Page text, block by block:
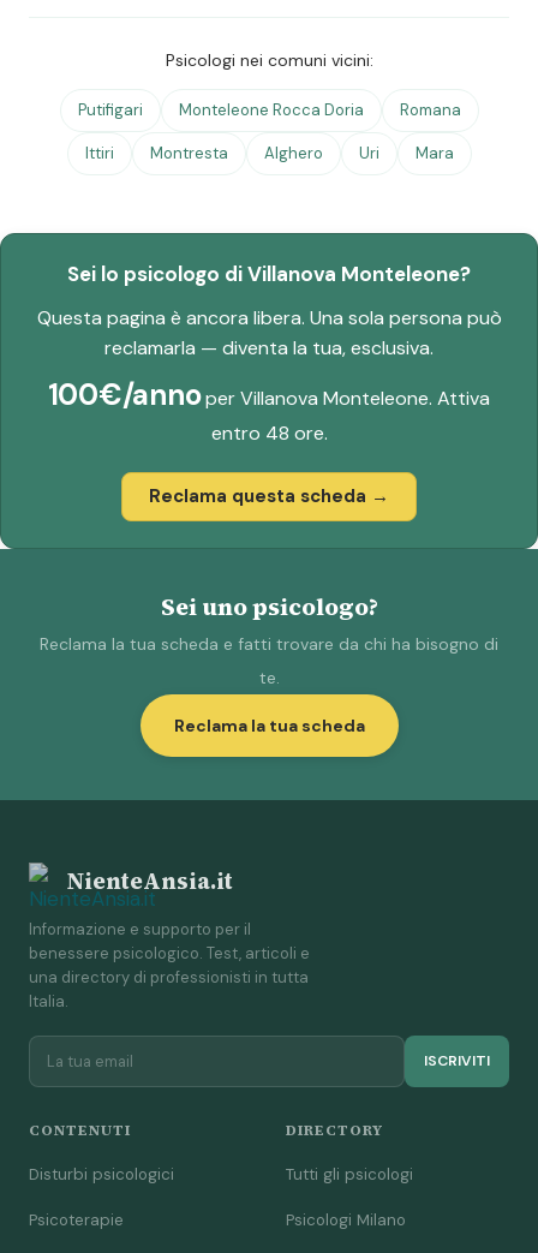
Psicologi nei comuni vicini:
Putifigari Monteleone Rocca Doria Romana
Ittiri Montresta Alghero Uri Mara
Sei lo psicologo di Villanova Monteleone?
Questa pagina è ancora libera. Una sola persona può
reclamarla — diventa la tua, esclusiva.
100€/annoper Villanova Monteleone. Attiva
entro 48 ore.
Reclama questa scheda →
Sei uno psicologo?
Reclama la tua scheda e fatti trovare da chi ha bisogno di
te.
Reclama la tua scheda
NienteAnsia.it
Informazione e supporto per il
benessere psicologico. Test, articoli e
una directory di professionisti in tutta
Italia.
ISCRIVITI
CONTENUTI
Disturbi psicologici
Psicoterapie
DIRECTORY
Tutti gli psicologi
Psicologi Milano